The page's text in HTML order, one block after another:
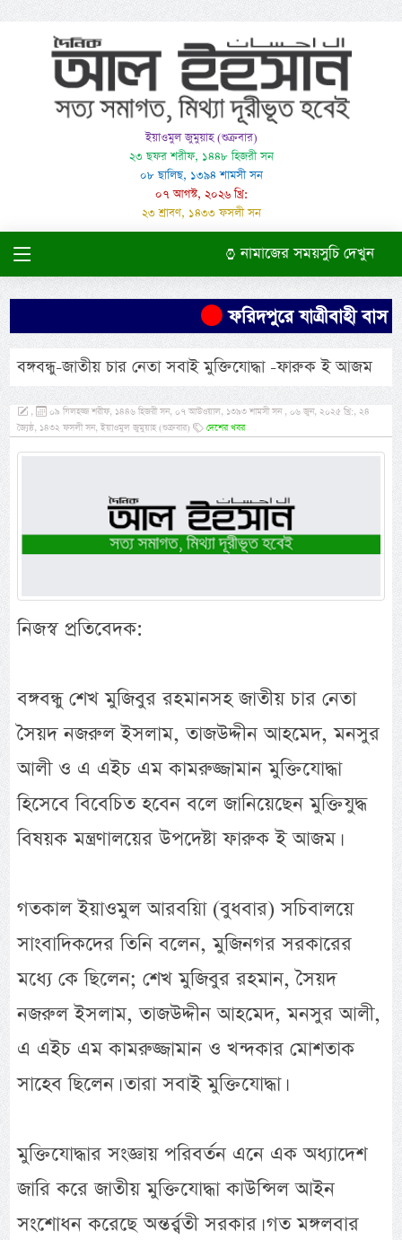
ইয়াওমুল জুমুয়াহ (শুক্রবার)
২৩ ছফর শরীফ, ১৪৪৮ হিজরী সন
০৮ ছালিছ, ১৩৯৪ শামসী সন
০৭ আগস্ট, ২০২৬ খ্রি:
২৩ শ্রাবণ, ১৪৩৩ ফসলী সন
নামাজের সময়সুচি দেখুন
ফরিদপুরে যাত্রীবাহী বাস
বঙ্গবন্ধু-জাতীয় চার নেতা সবাই মুক্তিযোদ্ধা -ফারুক ই আজম
,
০৯ যিলহজ্জ শরীফ, ১৪৪৬ হিজরী সন, ০৭ আউওয়াল, ১৩৯৩ শামসী সন , ০৬ জুন, ২০২৫ খ্রি:, ২৪
জ্যৈষ্ঠ, ১৪৩২ ফসলী সন, ইয়াওমুল জুমুয়াহ (শুক্রবার)
দেশের খবর
নিজস্ব প্রতিবেদক:
বঙ্গবন্ধু শেখ মুজিবুর রহমানসহ জাতীয় চার নেতা
সৈয়দ নজরুল ইসলাম, তাজউদ্দীন আহমেদ, মনসুর
আলী ও এ এইচ এম কামরুজ্জামান মুক্তিযোদ্ধা
হিসেবে বিবেচিত হবেন বলে জানিয়েছেন মুক্তিযুদ্ধ
বিষয়ক মন্ত্রণালয়ের উপদেষ্টা ফারুক ই আজম।
গতকাল ইয়াওমুল আরবয়িা (বুধবার) সচিবালয়ে
সাংবাদিকদের তিনি বলেন, মুজিনগর সরকারের
মধ্যে কে ছিলেন; শেখ মুজিবুর রহমান, সৈয়দ
নজরুল ইসলাম, তাজউদ্দীন আহমেদ, মনসুর আলী,
এ এইচ এম কামরুজ্জামান ও খন্দকার মোশতাক
সাহেব ছিলেন। তারা সবাই মুক্তিযোদ্ধা।
মুক্তিযোদ্ধার সংজ্ঞায় পরিবর্তন এনে এক অধ্যাদেশ
জারি করে জাতীয় মুক্তিযোদ্ধা কাউন্সিল আইন
সংশোধন করেছে অন্তর্র্বতী সরকার। গত মঙ্গলবার